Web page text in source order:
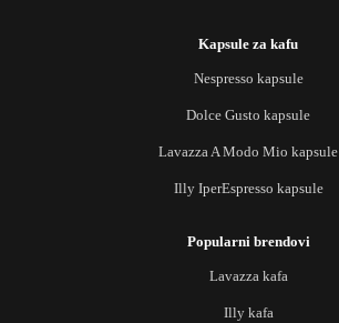
Kapsule za kafu
Nespresso kapsule
Dolce Gusto kapsule
Lavazza A Modo Mio kapsule
Illy IperEspresso kapsule
Popularni brendovi
Lavazza kafa
Illy kafa